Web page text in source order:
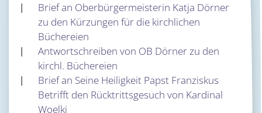
Brief an Oberbürgermeisterin Katja Dörner
zu den Kürzungen für die kirchlichen
Büchereien
Antwortschreiben von OB Dörner zu den
kirchl. Büchereien
Brief an Seine Heiligkeit Papst Franziskus
Betrifft den Rücktrittsgesuch von Kardinal
Woelki